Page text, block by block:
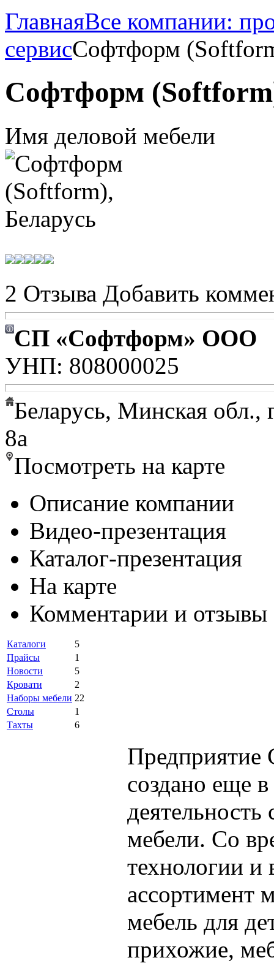
ГлавнаяВсе компании:
сервисСофтформ
Софтформ
Имя деловой мебели
2 Отзыва Добавить
СП «Софтформ» ООО
УНП: 808000025
Беларусь, Минская
8a
Посмотреть на карте
Описание компании
Видео-презентация
Каталог-презентация
На карте
Комментарии и отзывы
Каталоги
5
Прайсы
1
Новости
5
Кровати
2
Наборы мебели 22
Столы
1
Тахты
6
Предприятие
создано еще
мебели. Со
технологии и
ассортимент
мебель для
прихожие,